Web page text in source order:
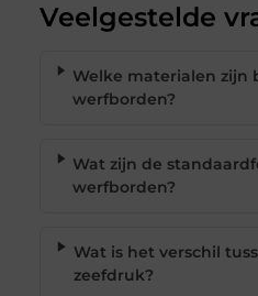
Veelgestelde
Welke materialen zijn
werfborden?
Wat zijn de
werfborden?
Wat is het verschil
zeefdruk?